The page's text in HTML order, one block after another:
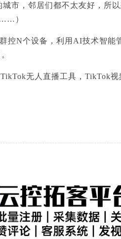
市，邻居们都不太友好，所
）
控N个设备，利用AI技术智能
无人直播工具，TikTok视